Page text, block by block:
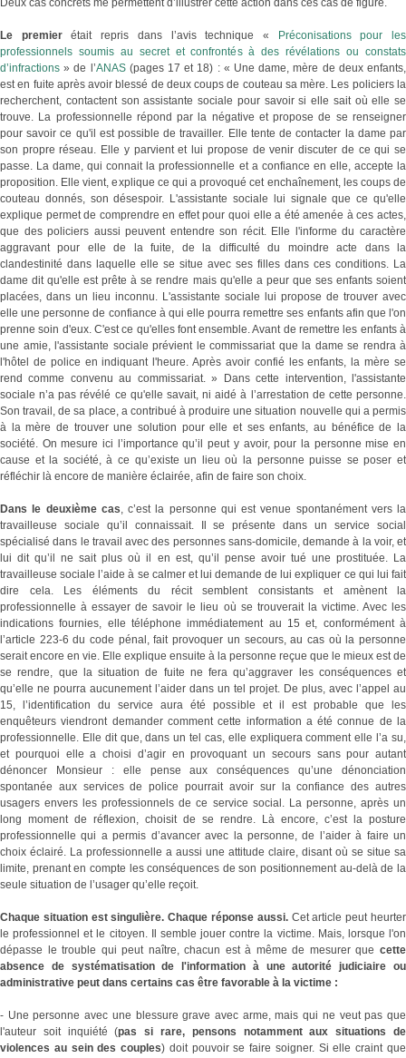
Deux cas concrets me permettent d’illustrer cette action dans ces cas de figure.
Le premierétait repris dans l’avis technique «
Préconisations pour les
professionnels soumis au secret et confrontés à des révélations ou constats
d’infractions » de l’ANAS(pages 17 et 18) : « Une dame, mère de deux enfants,
est en fuite après avoir blessé de deux coups de couteau sa mère. Les policiers la
recherchent, contactent son assistante sociale pour savoir si elle sait où elle se
trouve. La professionnelle répond par la négative et propose de se renseigner
pour savoir ce qu'il est possible de travailler. Elle tente de contacter la dame par
son propre réseau. Elle y parvient et lui propose de venir discuter de ce qui se
passe. La dame, qui connait la professionnelle et a confiance en elle, accepte la
proposition. Elle vient, explique ce qui a provoqué cet enchaînement, les coups de
couteau donnés, son désespoir. L'assistante sociale lui signale que ce qu'elle
explique permet de comprendre en effet pour quoi elle a été amenée à ces actes,
que des policiers aussi peuvent entendre son récit. Elle l'informe du caractère
aggravant pour elle de la fuite, de la difficulté du moindre acte dans la
clandestinité dans laquelle elle se situe avec ses filles dans ces conditions. La
dame dit qu'elle est prête à se rendre mais qu'elle a peur que ses enfants soient
placées, dans un lieu inconnu. L'assistante sociale lui propose de trouver avec
elle une personne de confiance à qui elle pourra remettre ses enfants afin que l'on
prenne soin d'eux. C'est ce qu'elles font ensemble. Avant de remettre les enfants à
une amie, l'assistante sociale prévient le commissariat que la dame se rendra à
l'hôtel de police en indiquant l'heure. Après avoir confié les enfants, la mère se
rend comme convenu au commissariat. » Dans cette intervention, l'assistante
sociale n’a pas révélé ce qu'elle savait, ni aidé à l’arrestation de cette personne.
Son travail, de sa place, a contribué à produire une situation nouvelle qui a permis
à la mère de trouver une solution pour elle et ses enfants, au bénéfice de la
société. On mesure ici l’importance qu’il peut y avoir, pour la personne mise en
cause et la société, à ce qu’existe un lieu où la personne puisse se poser et
réfléchir là encore de manière éclairée, afin de faire son choix.
Dans le deuxième cas, c’est la personne qui est venue spontanément vers la
travailleuse sociale qu’il connaissait. Il se présente dans un service social
spécialisé dans le travail avec des personnes sans-domicile, demande à la voir, et
lui dit qu’il ne sait plus où il en est, qu’il pense avoir tué une prostituée. La
travailleuse sociale l’aide à se calmer et lui demande de lui expliquer ce qui lui fait
dire cela. Les éléments du récit semblent consistants et amènent la
professionnelle à essayer de savoir le lieu où se trouverait la victime. Avec les
indications fournies, elle téléphone immédiatement au 15 et, conformément à
l’article 223-6 du code pénal, fait provoquer un secours, au cas où la personne
serait encore en vie. Elle explique ensuite à la personne reçue que le mieux est de
se rendre, que la situation de fuite ne fera qu’aggraver les conséquences et
qu’elle ne pourra aucunement l’aider dans un tel projet. De plus, avec l’appel au
15, l’identification du service aura été possible et il est probable que les
enquêteurs viendront demander comment cette information a été connue de la
professionnelle. Elle dit que, dans un tel cas, elle expliquera comment elle l’a su,
et pourquoi elle a choisi d’agir en provoquant un secours sans pour autant
dénoncer Monsieur : elle pense aux conséquences qu’une dénonciation
spontanée aux services de police pourrait avoir sur la confiance des autres
usagers envers les professionnels de ce service social. La personne, après un
long moment de réflexion, choisit de se rendre. Là encore, c’est la posture
professionnelle qui a permis d’avancer avec la personne, de l’aider à faire un
choix éclairé. La professionnelle a aussi une attitude claire, disant où se situe sa
limite, prenant en compte les conséquences de son positionnement au-delà de la
seule situation de l’usager qu’elle reçoit.
Chaque situation est singulière. Chaque réponse aussi.Cet article peut heurter
le professionnel et le citoyen. Il semble jouer contre la victime. Mais, lorsque l'on
dépasse le trouble qui peut naître, chacun est à même de mesurer que cette
absence de systématisation de l'information à une autorité judiciaire ou
administrative peut dans certains cas être favorable à la victime :
- Une personne avec une blessure grave avec arme, mais qui ne veut pas que
l'auteur soit inquiété (pas si rare, pensons notamment aux situations de
violences au sein des couples) doit pouvoir se faire soigner. Si elle craint que